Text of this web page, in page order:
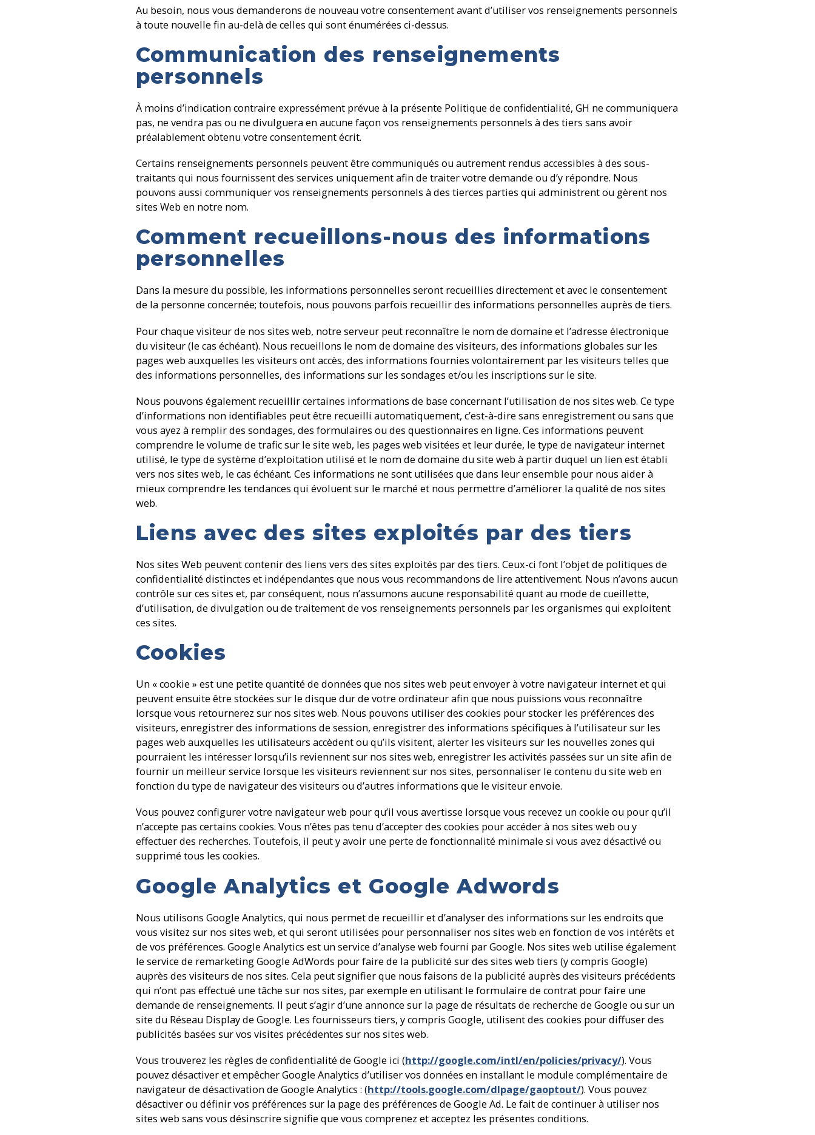
Au besoin, nous vous demanderons de nouveau votre consentement avant d’utiliser vos renseignements personnels
à toute nouvelle fin au-delà de celles qui sont énumérées ci-dessus.
Communication des renseignements
personnels
À moins d’indication contraire expressément prévue à la présente Politique de confidentialité, GH ne communiquera
pas, ne vendra pas ou ne divulguera en aucune façon vos renseignements personnels à des tiers sans avoir
préalablement obtenu votre consentement écrit.
Certains renseignements personnels peuvent être communiqués ou autrement rendus accessibles à des sous-
traitants qui nous fournissent des services uniquement afin de traiter votre demande ou d’y répondre. Nous
pouvons aussi communiquer vos renseignements personnels à des tierces parties qui administrent ou gèrent nos
sites Web en notre nom.
Comment recueillons-nous des informations
personnelles
Dans la mesure du possible, les informations personnelles seront recueillies directement et avec le consentement
de la personne concernée; toutefois, nous pouvons parfois recueillir des informations personnelles auprès de tiers.
Pour chaque visiteur de nos sites web, notre serveur peut reconnaître le nom de domaine et l’adresse électronique
du visiteur (le cas échéant). Nous recueillons le nom de domaine des visiteurs, des informations globales sur les
pages web auxquelles les visiteurs ont accès, des informations fournies volontairement par les visiteurs telles que
des informations personnelles, des informations sur les sondages et/ou les inscriptions sur le site.
Nous pouvons également recueillir certaines informations de base concernant l’utilisation de nos sites web. Ce type
d’informations non identifiables peut être recueilli automatiquement, c’est-à-dire sans enregistrement ou sans que
vous ayez à remplir des sondages, des formulaires ou des questionnaires en ligne. Ces informations peuvent
comprendre le volume de trafic sur le site web, les pages web visitées et leur durée, le type de navigateur internet
utilisé, le type de système d’exploitation utilisé et le nom de domaine du site web à partir duquel un lien est établi
vers nos sites web, le cas échéant. Ces informations ne sont utilisées que dans leur ensemble pour nous aider à
mieux comprendre les tendances qui évoluent sur le marché et nous permettre d’améliorer la qualité de nos sites
web.
Liens avec des sites exploités par des tiers
Nos sites Web peuvent contenir des liens vers des sites exploités par des tiers. Ceux-ci font l’objet de politiques de
confidentialité distinctes et indépendantes que nous vous recommandons de lire attentivement. Nous n’avons aucun
contrôle sur ces sites et, par conséquent, nous n’assumons aucune responsabilité quant au mode de cueillette,
d’utilisation, de divulgation ou de traitement de vos renseignements personnels par les organismes qui exploitent
ces sites.
Cookies
Un « cookie » est une petite quantité de données que nos sites web peut envoyer à votre navigateur internet et qui
peuvent ensuite être stockées sur le disque dur de votre ordinateur afin que nous puissions vous reconnaître
lorsque vous retournerez sur nos sites web. Nous pouvons utiliser des cookies pour stocker les préférences des
visiteurs, enregistrer des informations de session, enregistrer des informations spécifiques à l’utilisateur sur les
pages web auxquelles les utilisateurs accèdent ou qu’ils visitent, alerter les visiteurs sur les nouvelles zones qui
pourraient les intéresser lorsqu’ils reviennent sur nos sites web, enregistrer les activités passées sur un site afin de
fournir un meilleur service lorsque les visiteurs reviennent sur nos sites, personnaliser le contenu du site web en
fonction du type de navigateur des visiteurs ou d’autres informations que le visiteur envoie.
Vous pouvez configurer votre navigateur web pour qu’il vous avertisse lorsque vous recevez un cookie ou pour qu’il
n’accepte pas certains cookies. Vous n’êtes pas tenu d’accepter des cookies pour accéder à nos sites web ou y
effectuer des recherches. Toutefois, il peut y avoir une perte de fonctionnalité minimale si vous avez désactivé ou
supprimé tous les cookies.
Google Analytics et Google Adwords
Nous utilisons Google Analytics, qui nous permet de recueillir et d’analyser des informations sur les endroits que
vous visitez sur nos sites web, et qui seront utilisées pour personnaliser nos sites web en fonction de vos intérêts et
de vos préférences. Google Analytics est un service d’analyse web fourni par Google. Nos sites web utilise également
le service de remarketing Google AdWords pour faire de la publicité sur des sites web tiers (y compris Google)
auprès des visiteurs de nos sites. Cela peut signifier que nous faisons de la publicité auprès des visiteurs précédents
qui n’ont pas effectué une tâche sur nos sites, par exemple en utilisant le formulaire de contrat pour faire une
demande de renseignements. Il peut s’agir d’une annonce sur la page de résultats de recherche de Google ou sur un
site du Réseau Display de Google. Les fournisseurs tiers, y compris Google, utilisent des cookies pour diffuser des
publicités basées sur vos visites précédentes sur nos sites web.
Vous trouverez les règles de confidentialité de Google ici (http://google.com/intl/en/policies/privacy/). Vous
pouvez désactiver et empêcher Google Analytics d’utiliser vos données en installant le module complémentaire de
navigateur de désactivation de Google Analytics : (http://tools.google.com/dlpage/gaoptout/). Vous pouvez
désactiver ou définir vos préférences sur la page des préférences de Google Ad. Le fait de continuer à utiliser nos
sites web sans vous désinscrire signifie que vous comprenez et acceptez les présentes conditions.